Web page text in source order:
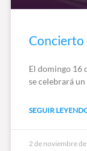
Concierto
El domingo 16
se celebrará un
SEGUIR
2 de noviembre